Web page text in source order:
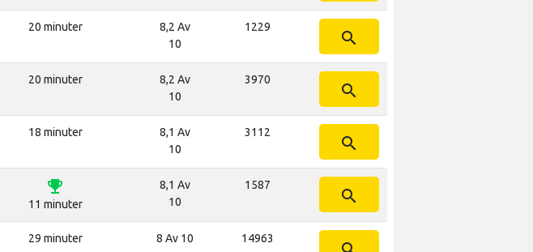
20 minuter
8,2 Av
10
1229
search
20 minuter
8,2 Av
10
3970
search
18 minuter
8,1 Av
10
3112
search
emoji_events
11 minuter
8,1 Av
10
1587
search
29 minuter 8 Av 10 14963